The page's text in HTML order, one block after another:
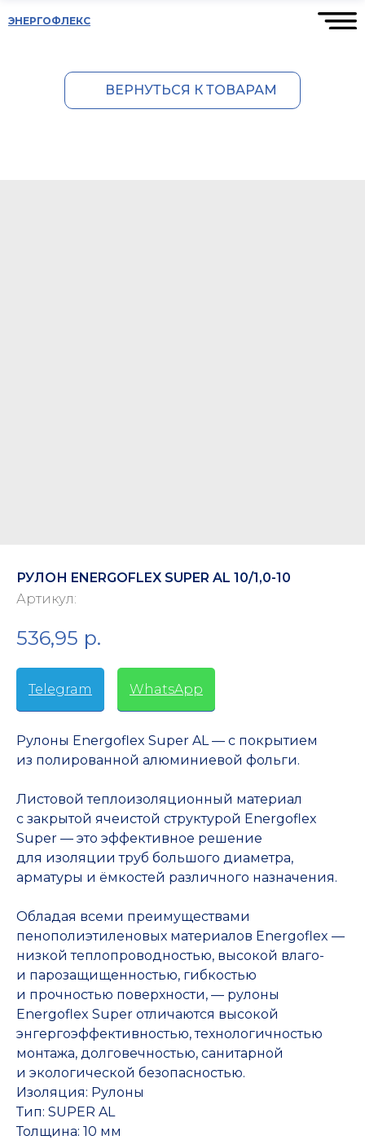
ЭНЕРГОФЛЕКС
ВЕРНУТЬСЯ К ТОВАРАМ
РУЛОН ENERGOFLEX SUPER AL 10/1,0-10
Артикул:
536,95 р.
Telegram WhatsApp
Рулоны Energoflex Super AL — с покрытием
из полированной алюминиевой фольги.
Листовой теплоизоляционный материал
с закрытой ячеистой структурой Energoflex
Super — это эффективное решение
для изоляции труб большого диаметра,
арматуры и ёмкостей различного назначения.
Обладая всеми преимуществами
пенополиэтиленовых материалов Energoflex —
низкой теплопроводностью, высокой влаго-
и парозащищенностью, гибкостью
и прочностью поверхности, — рулоны
Energoflex Super отличаются высокой
энгергоэффективностью, технологичностью
монтажа, долговечностью, санитарной
и экологической безопасностью.
Изоляция: Рулоны
Тип: SUPER AL
Толщина: 10 мм